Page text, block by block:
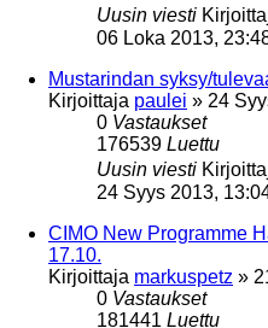
Uusin viesti
06 Loka 2013,
Mustarindan syksy/
Kirjoittaja paulei » 24
0 Vastaukset
176539 Luettu
Uusin viesti
24 Syys 2013,
CIMO New Programme
17.10.
Kirjoittaja markuspetz »
0 Vastaukset
181441 Luettu